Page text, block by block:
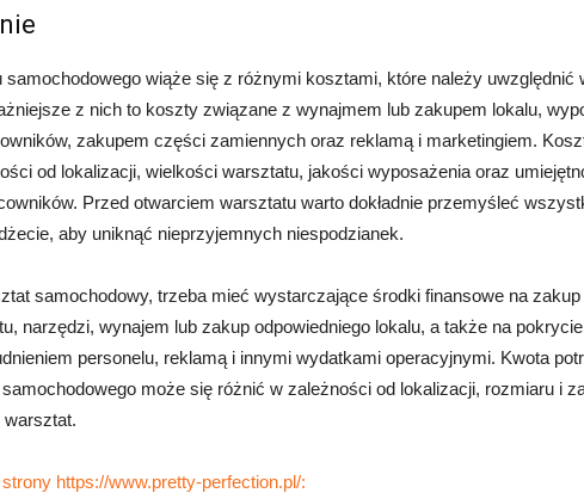
samochodowego wiąże się z różnymi kosztami, które należy uwzględnić
z nich to koszty związane z wynajmem lub zakupem lokalu,
zakupem części zamiennych oraz reklamą i marketingiem.
od lokalizacji, wielkości warsztatu, jakości wyposażenia oraz
Przed otwarciem warsztatu warto dokładnie przemyśleć
aby uniknąć nieprzyjemnych niespodzianek.
samochodowy, trzeba mieć wystarczające środki finansowe na zakup
narzędzi, wynajem lub zakup odpowiedniego lokalu, a także na
personelu, reklamą i innymi wydatkami operacyjnymi. Kwota
może się różnić w zależności od lokalizacji, rozmiaru i
https://www.pretty-perfection.pl/: